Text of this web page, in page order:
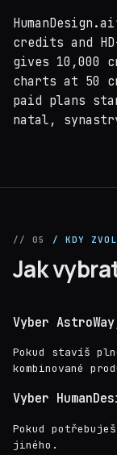
credits and
gives 10,000
charts at 50
paid plans
natal,
// 05 / KDY
Jak
Vyber
Pokud stavíš
kombinované
Vyber
Pokud
jiného.